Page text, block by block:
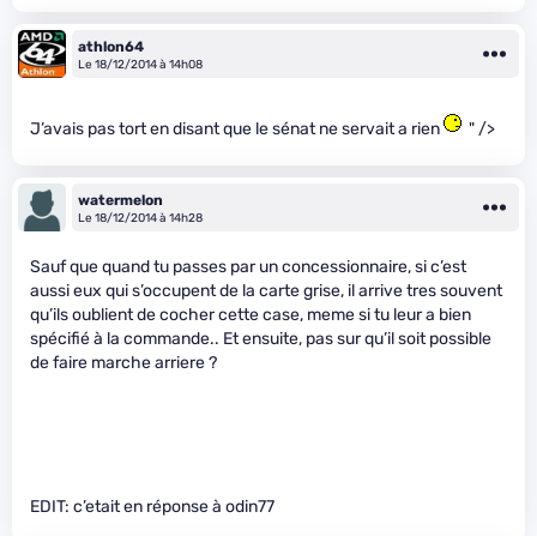
athlon64
Le 18/12/2014 à 14h08
J’avais pas tort en disant que le sénat ne servait a rien " />
watermelon
Le 18/12/2014 à 14h28
Sauf que quand tu passes par un concessionnaire, si c’est
aussi eux qui s’occupent de la carte grise, il arrive tres souvent
qu’ils oublient de cocher cette case, meme si tu leur a bien
spécifié à la commande.. Et ensuite, pas sur qu’il soit possible
de faire marche arriere ?
EDIT: c’etait en réponse à odin77